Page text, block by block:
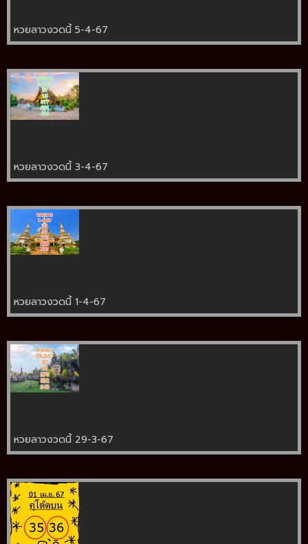
หวยลาวงวดนี้ 5-4-67
หวยลาวงวดนี้ 3-4-67
หวยลาวงวดนี้ 1-4-67
หวยลาวงวดนี้ 29-3-67